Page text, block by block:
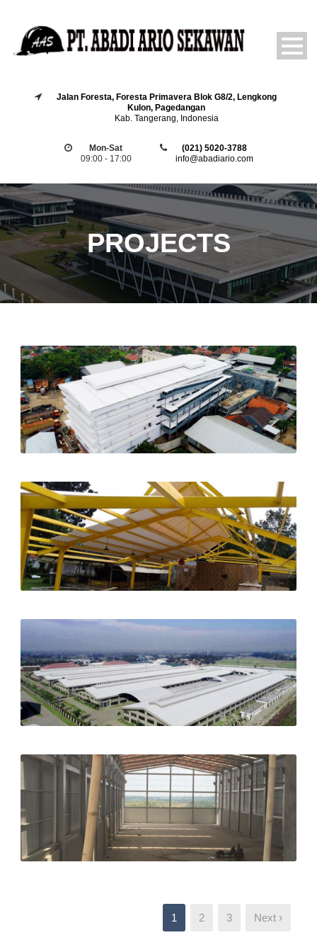
Jalan Foresta, Foresta Primavera Blok G8/2, Lengkong
Kulon, Pagedangan
Kab. Tangerang, Indonesia
Mon-Sat
09:00 - 17:00
(021) 5020-3788
info@abadiario.com
PROJECTS
1 2 3 Next ›